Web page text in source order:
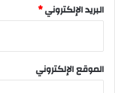
البريد الإلكتروني*
الموقع الإلكتروني